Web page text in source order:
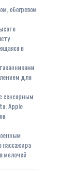
обогревом
в
для
сенсорным
Apple
пассажира
мелочей